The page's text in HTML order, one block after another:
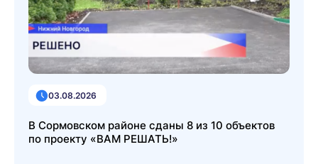
03.08.2026
В Сормовском районе сданы 8 из 10 объектов
по проекту «ВАМ РЕШАТЬ!»